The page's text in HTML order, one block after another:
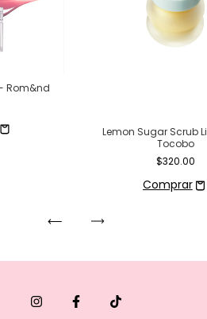
Rom&nd
Lemon Sugar Scrub
Tocobo
$320.00